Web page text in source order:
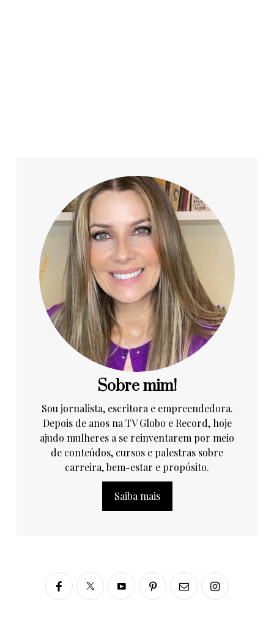
Sobre mim!
Sou jornalista, escritora e empreendedora.
Depois de anos na TV Globo e Record, hoje
ajudo mulheres a se reinventarem por meio
de conteúdos, cursos e palestras sobre
carreira, bem-estar e propósito.
Saiba mais